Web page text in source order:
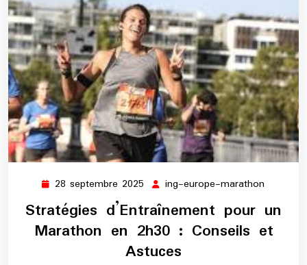
28 septembre 2025 28
septembre
2025
ing-europe-marathon
Stratégies d’Entraînement pour un
Marathon en 2h30 : Conseils et
Astuces